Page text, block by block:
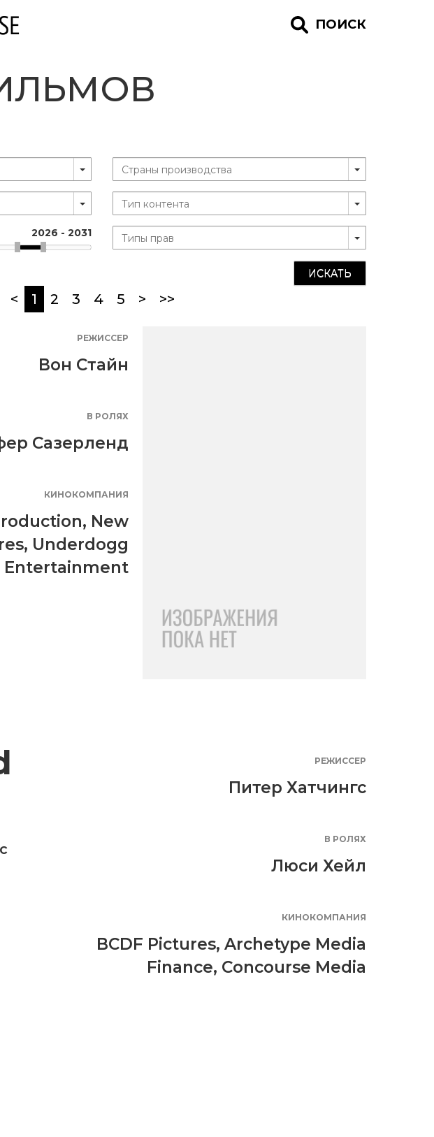
ПОИСК
2026 - 2031
ИСКАТЬ
< 1 (current)
2 3 4 5 > >>
РЕЖИССЕР
Вон Стайн
В РОЛЯХ
Сазерленд
КИНОКОМПАНИЯ
, New
, Underdogg
Entertainment
РЕЖИССЕР
Питер Хатчингс
В РОЛЯХ
Люси Хейл
КИНОКОМПАНИЯ
BCDF Pictures, Archetype Media
Finance, Concourse Media